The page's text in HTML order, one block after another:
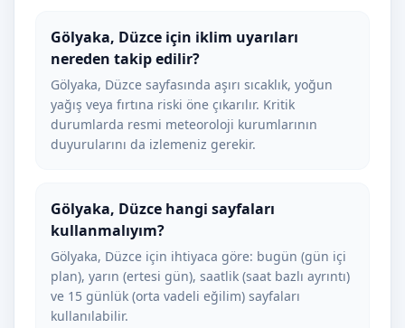
Gölyaka, Düzce için iklim uyarıları
nereden takip edilir?
Gölyaka, Düzce sayfasında aşırı sıcaklık, yoğun
yağış veya fırtına riski öne çıkarılır. Kritik
durumlarda resmi meteoroloji kurumlarının
duyurularını da izlemeniz gerekir.
Gölyaka, Düzce hangi sayfaları
kullanmalıyım?
Gölyaka, Düzce için ihtiyaca göre: bugün (gün içi
plan), yarın (ertesi gün), saatlik (saat bazlı ayrıntı)
ve 15 günlük (orta vadeli eğilim) sayfaları
kullanılabilir.